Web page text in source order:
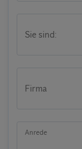
Sie sind:
Firma
Anrede